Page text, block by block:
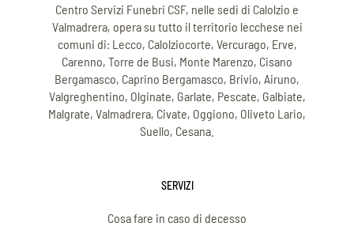
Centro Servizi Funebri CSF, nelle sedi di Calolzio e
Valmadrera, opera su tutto il territorio lecchese nei
comuni di: Lecco, Calolziocorte, Vercurago, Erve,
Carenno, Torre de Busi, Monte Marenzo, Cisano
Bergamasco, Caprino Bergamasco, Brivio, Airuno,
Valgreghentino, Olginate, Garlate, Pescate, Galbiate,
Malgrate, Valmadrera, Civate, Oggiono, Oliveto Lario,
Suello, Cesana.
SERVIZI
Cosa fare in caso di decesso